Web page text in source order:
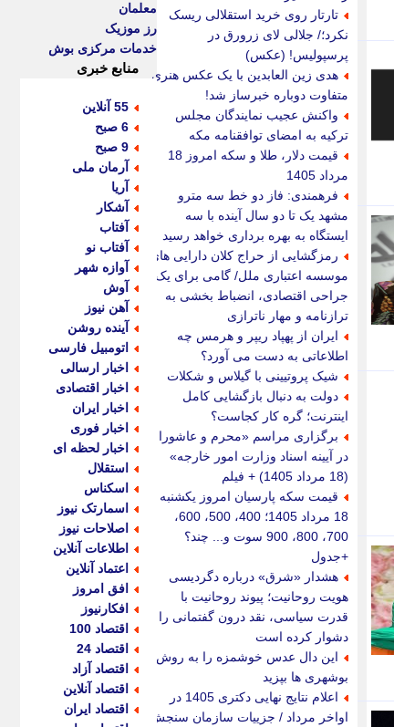
تارتار روی خرید استقلالی ریسک
نکرد؛/ جلالی لای زرورق در
پرسپولیس! (عکس)
هدی زین العابدین با یک عکس هنری
متفاوت دوباره خبرساز شد!
واکنش عجیب نمایندگان مجلس
ترکیه به امضای توافقنامه مکه
قیمت دلار، طلا و سکه امروز 18
مرداد 1405
فرهمندی: فاز دو خط سه مترو
مشهد یک تا دو سال آینده با سه
ایستگاه به بهره برداری خواهد رسید
رمزگشایی از حراج کلان دارایی های
موسسه اعتباری ملل/ گامی برای یک
جراحی اقتصادی، انضباط بخشی به
ترازنامه و مهار ناترازی
ایران از پهپاد ریپر و هرمس چه
اطلاعاتی به دست می آورد؟
شیک پروتیینی با گیلاس و شکلات
دولت به دنبال بازگشایی کامل
اینترنت؛ گره کار کجاست؟
برگزاری مراسم «محرم و عاشورا
در آیینه اسناد وزارت امور خارجه»
(18 مرداد 1405) + فیلم
قیمت سکه پارسیان امروز یکشنبه
18 مرداد 1405؛ 400، 500، 600،
700، 800، 900 سوت و... چند؟
+جدول
هشدار «شرق» درباره دگردیسی
هویت روحانیت؛ پیوند روحانیت با
قدرت سیاسی، نقد درون گفتمانی را
دشوار کرده است
این دال عدس خوشمزه را به روش
بوشهری ها بپزید
اعلام نتایج نهایی دکتری 1405 در
اواخر مرداد / جزییات سازمان سنجش
معلمان
رز موزیک
خدمات مرکزی بوش
منابع خبری
55 آنلاین
6 صبح
9 صبح
آرمان ملی
آریا
آشکار
آفتاب
آفتاب نو
آوازه شهر
آوش
آهن نیوز
آینده روشن
اتومبیل فارسی
اخبار ارسالی
اخبار اقتصادی
اخبار ایران
اخبار فوری
اخبار لحظه ای
استقلال
اسکناس
اسمارتک نیوز
اصلاحات نیوز
اطلاعات آنلاین
اعتماد آنلاین
افق امروز
افکارنیوز
اقتصاد 100
اقتصاد 24
اقتصاد آزاد
اقتصاد آنلاین
اقتصاد ایران